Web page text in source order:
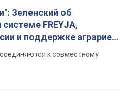
Зеленский об
FREYJA,
и поддержке аграриев.
к совместному